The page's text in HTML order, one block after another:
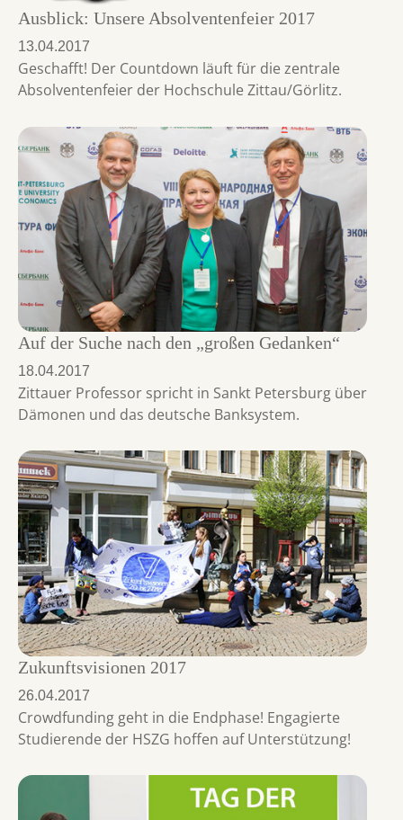
Ausblick: Unsere Absolventenfeier 2017
13.04.2017
Geschafft! Der Countdown läuft für die zentrale
Absolventenfeier der Hochschule Zittau/Görlitz.
Auf der Suche nach den „großen Gedanken“
18.04.2017
Zittauer Professor spricht in Sankt Petersburg über
Dämonen und das deutsche Banksystem.
Zukunftsvisionen 2017
26.04.2017
Crowdfunding geht in die Endphase! Engagierte
Studierende der HSZG hoffen auf Unterstützung!